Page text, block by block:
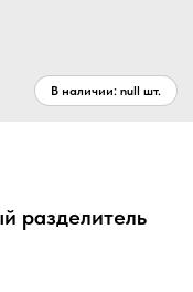
разделитель